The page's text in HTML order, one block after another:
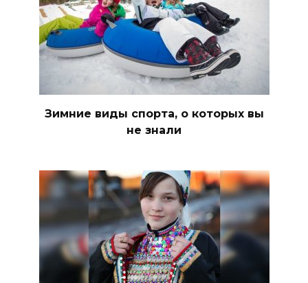
Зимние виды спорта, о которых вы
не знали